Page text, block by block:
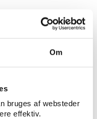
Om
bruges af websteder
effektiv.